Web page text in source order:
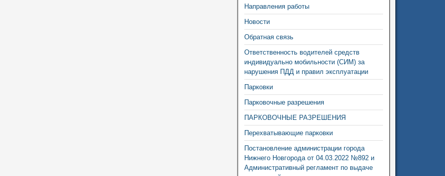
Направления работы
Новости
Обратная связь
Ответственность водителей средств
индивидуально мобильности (СИМ) за
нарушения ПДД и правил эксплуатации
Парковки
Парковочные разрешения
ПАРКОВОЧНЫЕ РАЗРЕШЕНИЯ
Перехватывающие парковки
Постановление администрации города
Нижнего Новгорода от 04.03.2022 №892 и
Административный регламент по выдаче